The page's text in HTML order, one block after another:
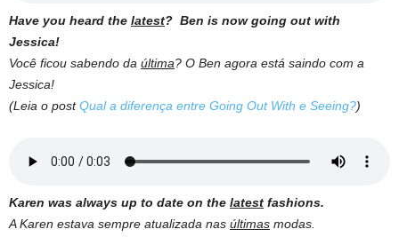
Have you heard the latest? Ben is now going out with
Jessica!
Você ficou sabendo da última? O Ben agora está saindo com a
Jessica!
(Leia o postQual a diferença entre Going Out With e Seeing?)
Karen was always up to date on the latest fashions.
A Karen estava sempre atualizada nas últimas modas.